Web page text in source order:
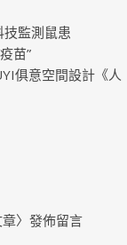
技監測鼠患
苗”
俱意空間設計《人
〉發佈留言